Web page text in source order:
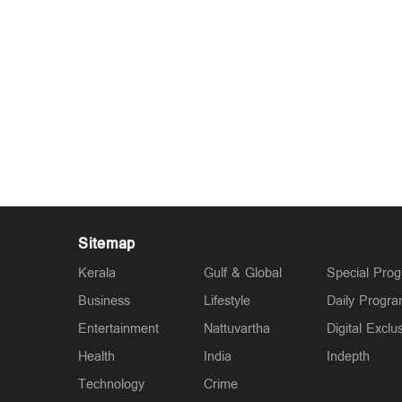
Sitemap
Kerala
Business
Entertainment
Health
Technology
Gulf & Global
Lifestyle
Nattuvartha
India
Crime
Special
Daily
Digital
Indepth